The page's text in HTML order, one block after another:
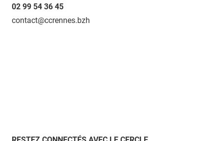
02 99 54 36 45
contact@ccrennes.bzh